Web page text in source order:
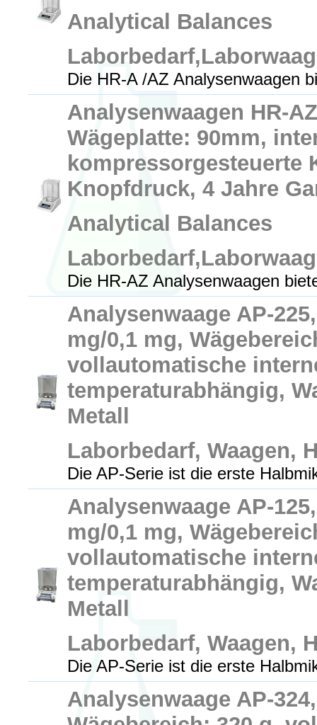
Analytical Balances
Die HR-A /AZ Analysenwaagen
Analysenwaagen HR-
Wägeplatte: 90mm,
kompressorgesteuerte
Knopfdruck, 4 Jahre
Analytical Balances
Die HR-AZ Analysenwaagen
Analysenwaage AP-
mg/0,1 mg,
vollautomatische
temperaturabhängig,
Metall
Laborbedarf, Waagen,
Die AP-Serie ist die erste
Analysenwaage AP-
mg/0,1 mg,
vollautomatische
temperaturabhängig,
Metall
Laborbedarf, Waagen,
Die AP-Serie ist die erste
Analysenwaage AP-